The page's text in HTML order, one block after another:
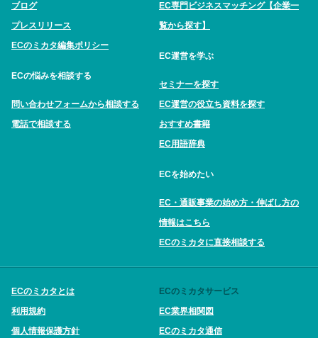
ブログ
プレスリリース
ECのミカタ編集ポリシー
ECの悩みを相談する
問い合わせフォームから相談する
電話で相談する
EC専門ビジネスマッチング【企業一
覧から探す】
EC運営を学ぶ
セミナーを探す
EC運営の役立ち資料を探す
おすすめ書籍
EC用語辞典
ECを始めたい
EC・通販事業の始め方・伸ばし方の
情報はこちら
ECのミカタに直接相談する
ECのミカタとは
利用規約
個人情報保護方針
ECのミカタサービス
EC業界相関図
ECのミカタ通信